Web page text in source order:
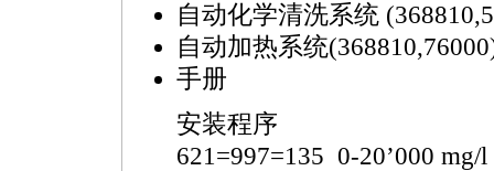
自动化学清洗系统 (368810
自动加热系统(368810
手册
安装程序
621=997=135 0-20’000